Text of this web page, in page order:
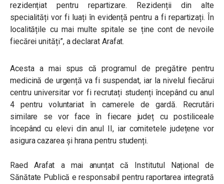
rezidențiat pentru repartizare. Rezidenții din alte
specialități vor fi luați în evidență pentru a fi repartizați. În
localitățile cu mai multe spitale se ține cont de nevoile
fiecărei unități”, a declarat Arafat.
Acesta a mai spus că programul de pregătire pentru
medicină de urgență va fi suspendat, iar la nivelul fiecărui
centru universitar vor fi recrutați studenți începând cu anul
4 pentru voluntariat în camerele de gardă. Recrutări
similare se vor face în fiecare județ cu postiliceale
începând cu elevi din anul II, iar comitetele județene vor
asigura cazarea și hrana pentru studenți.
Raed Arafat a mai anunțat că Institutul Național de
Sănătate Publică e responsabil pentru raportarea integrată